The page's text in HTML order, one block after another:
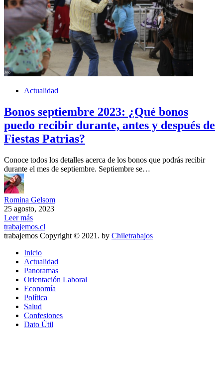
Actualidad
Bonos septiembre 2023: ¿Qué bonos
puedo recibir durante, antes y después de
Fiestas Patrias?
Conoce todos los detalles acerca de los bonos que podrás recibir
durante el mes de septiembre. Septiembre se…
Romina Gelsom
25 agosto, 2023
Leer más
trabajemos.cl
trabajemos Copyright © 2021. by Chiletrabajos
Inicio
Actualidad
Panoramas
Orientación Laboral
Economía
Política
Salud
Confesiones
Dato Útil